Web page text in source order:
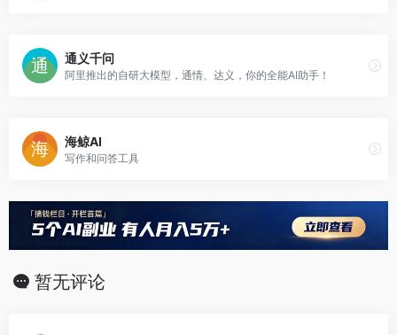
通义千问
阿里推出的自研大模型，通情、达义，你的全能AI助手！
海鲸AI
写作和问答工具
暂无评论